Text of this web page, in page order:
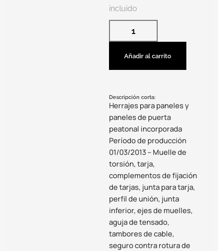
incluido
Añadir al carrito
Descripción corta:
Herrajes para paneles y
paneles de puerta
peatonal incorporada
Período de producción
01/03/2013 – Muelle de
torsión, tarja,
complementos de fijación
de tarjas, junta para tarja,
perfil de unión, junta
inferior, ejes de muelles,
aguja de tensado,
tambores de cable,
seguro contra rotura de